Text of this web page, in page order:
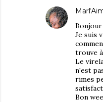
Je suis
trouve
Le
n'est
rimes
Bon